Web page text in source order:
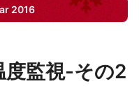
2016
監視-その2